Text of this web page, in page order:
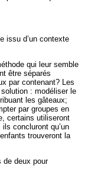
issu d’un contexte
qui leur semble
être séparés
par contenant? Les
: modéliser le
les gâteaux;
par groupes en
certains utiliseront
concluront qu’un
trouveront la
de deux pour